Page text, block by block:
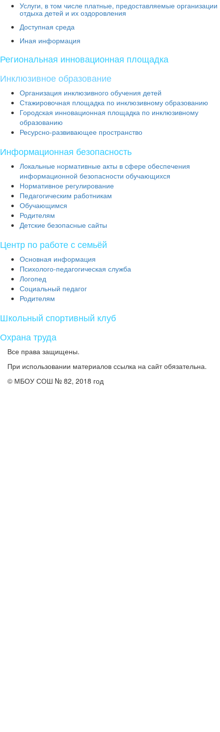
Услуги, в том числе платные, предоставляемые организации
отдыха детей и их оздоровления
Доступная среда
Иная информация
Региональная инновационная площадка
Инклюзивное образование
Организация инклюзивного обучения детей
Стажировочная площадка по инклюзивному образованию
Городская инновационная площадка по инклюзивному
образованию
Ресурсно-развивающее пространство
Информационная безопасность
Локальные нормативные акты в сфере обеспечения
информационной безопасности обучающихся
Нормативное регулирование
Педагогическим работникам
Обучающимся
Родителям
Детские безопасные сайты
Центр по работе с семьёй
Основная информация
Психолого-педагогическая служба
Логопед
Социальный педагог
Родителям
Школьный спортивный клуб
Охрана труда
Все права защищены.
При использовании материалов ссылка на сайт обязательна.
© МБОУ СОШ № 82, 2018 год